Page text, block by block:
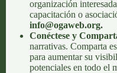
organización
capacitación o
info@ogaweb.org.
Conéctese y
narrativas. Comparta
para aumentar su
potenciales en todo el